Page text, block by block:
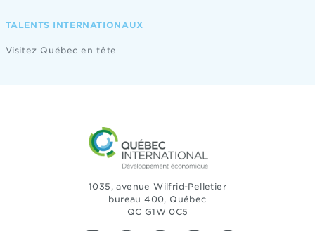
TALENTS INTERNATIONAUX
Visitez Québec en tête
1035, avenue Wilfrid-Pelletier
bureau 400, Québec
QC G1W 0C5